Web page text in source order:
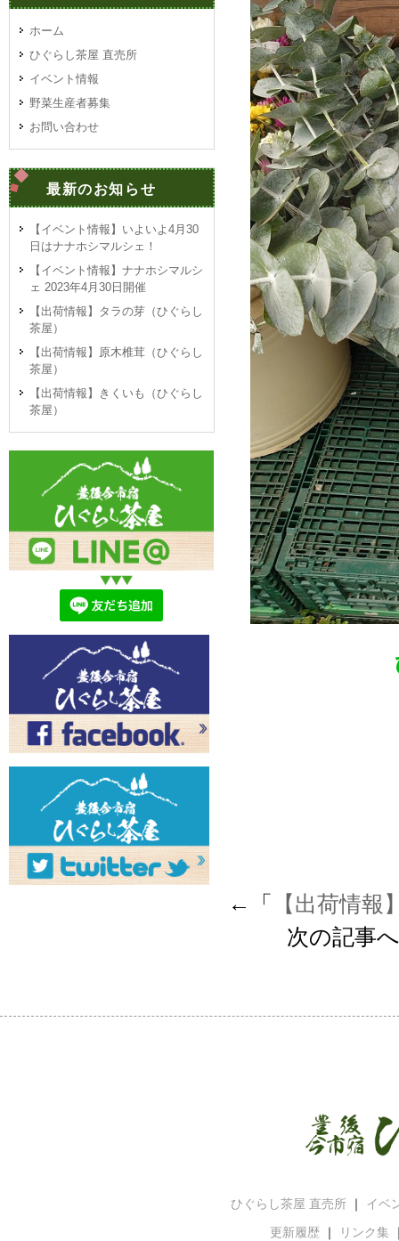
←「 【出荷情
次の記事
ホーム
ひぐらし茶屋 直売所
イベント情報
野菜生産者募集
お問い合わせ
最新のお知らせ
【イベント情報】いよいよ4月30
日はナナホシマルシェ！
【イベント情報】ナナホシマルシ
ェ 2023年4月30日開催
【出荷情報】タラの芽（ひぐらし
茶屋）
【出荷情報】原木椎茸（ひぐらし
茶屋）
【出荷情報】きくいも（ひぐらし
茶屋）
ひぐらし茶屋 直売所 ｜ イベ
更新履歴 ｜ リンク集